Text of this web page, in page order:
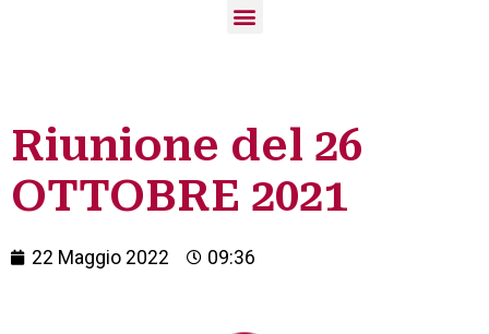
Riunione del 26
OTTOBRE 2021
22 Maggio 2022 09:36